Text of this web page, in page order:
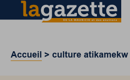
Accueil >culture atikamekw